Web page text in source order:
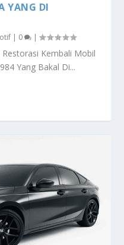
YANG DI
| 0 |
Kembali Mobil
Yang Bakal Di...